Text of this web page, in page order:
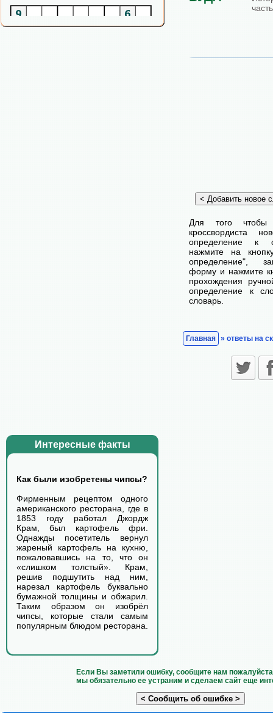
Интересные факты
Как были изобретены чипсы?
Фирменным рецептом одного
американского ресторана, где в
1853 году работал Джордж
Крам, был картофель фри.
Однажды посетитель вернул
жареный картофель на кухню,
пожаловавшись на то, что он
«слишком толстый». Крам,
решив подшутить над ним,
нарезал картофель буквально
бумажной толщины и обжарил.
Таким образом он изобрёл
чипсы, которые стали самым
популярным блюдом ресторана.
Для того чтобы
кроссвордиста
определение к
нажмите на
определение",
форму и нажмите
прохождения
определение к
словарь.
Главная » ответы на
Если Вы заметили ошибку, сообщите нам
мы обязательно ее устраним и сделаем сайт еще